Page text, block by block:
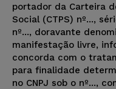
portador da Carteira
Social (CTPS) nº...,
nº..., doravante
manifestação livre,
concorda com o
para finalidade
no CNPJ sob o nº...,